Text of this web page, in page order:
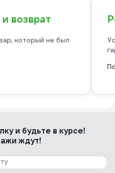
возврат
который не был
и будьте в курсе!
ждут!